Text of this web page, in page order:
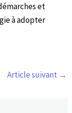
et
à adopter
Article suivant →